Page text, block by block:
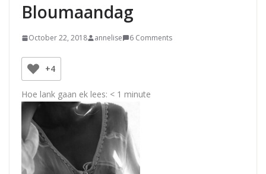
Bloumaandag
October 22, 2018 annelise 6 Comments
+4
Hoe lank gaan ek lees: < 1 minute